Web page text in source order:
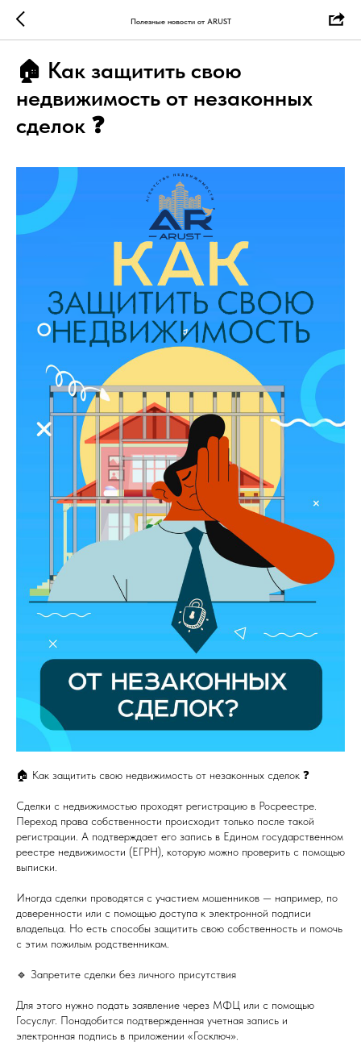
Полезные новости от ARUST
🏠 Как защитить свою
недвижимость от незаконных
сделок ❓
🏠 Как защитить свою недвижимость от незаконных сделок ❓
Сделки с недвижимостью проходят регистрацию в Росреестре.
Переход права собственности происходит только после такой
регистрации. А подтверждает его запись в Едином государственном
реестре недвижимости (ЕГРН), которую можно проверить с помощью
выписки.
Иногда сделки проводятся с участием мошенников — например, по
доверенности или с помощью доступа к электронной подписи
владельца. Но есть способы защитить свою собственность и помочь
с этим пожилым родственникам.
🔹 Запретите сделки без личного присутствия
Для этого нужно подать заявление через МФЦ или с помощью
Госуслуг. Понадобится подтвержденная учетная запись и
электронная подпись в приложении «Госключ».